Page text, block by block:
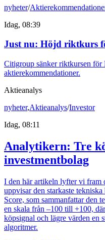
nyheter/
Idag, 08:39
Just nu: Höjd riktkurs
Citigroup sänker riktkursen
aktierekommendationer.
Aktieanalys
nyheter,Aktieanalys/Investor
Idag, 08:11
Analytikern: Tre
investmentbolag
I den här artikeln lyfter vi fram
uppvisar den starkaste
Score, som sammanfattar den
en skala från –100 till +100,
köpsignal och lägre värden en
algoritmer.